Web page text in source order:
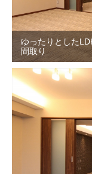
ゆったりとした
間取り